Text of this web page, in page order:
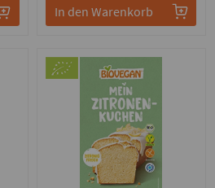
In den Warenkorb